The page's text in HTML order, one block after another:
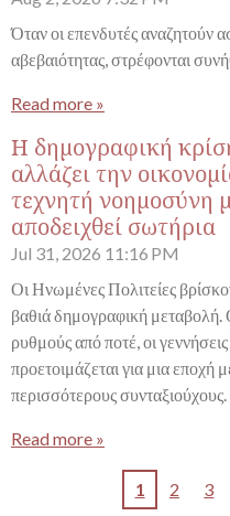
Όταν οι επενδυτές αναζητούν
αβεβαιότητας, στρέφονται
Read more »
Η δημογραφική
αλλάζει την
τεχνητή νοημοσύνη
αποδειχθεί σωτήρια
Jul 31, 2026 11:16 PM
Οι Ηνωμένες Πολιτείες
βαθιά δημογραφική
ρυθμούς από ποτέ, οι
προετοιμάζεται για μια εποχή
περισσότερους συνταξιούχους.
Read more »
1 2 3